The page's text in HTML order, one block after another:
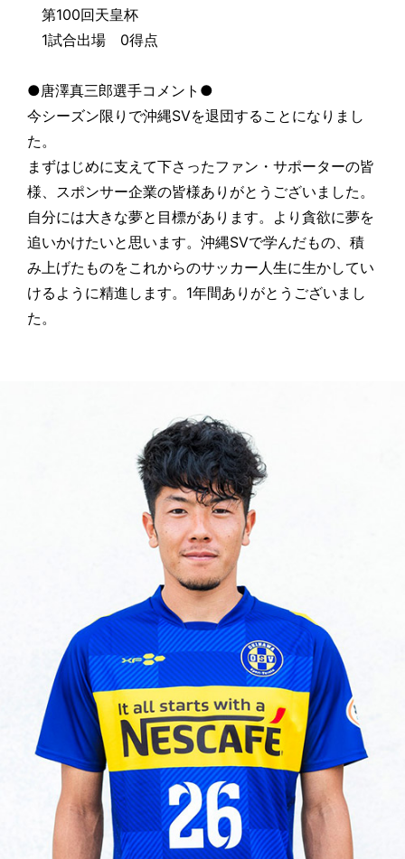
第100回天皇杯
1試合出場 0得点
●唐澤真三郎選手コメント●
今シーズン限りで沖縄SVを退団することになりまし
た。
まずはじめに支えて下さったファン・サポーターの皆
様、スポンサー企業の皆様ありがとうございました。
自分には大きな夢と目標があります。より貪欲に夢を
追いかけたいと思います。沖縄SVで学んだもの、積
み上げたものをこれからのサッカー人生に生かしてい
けるように精進します。1年間ありがとうございまし
た。